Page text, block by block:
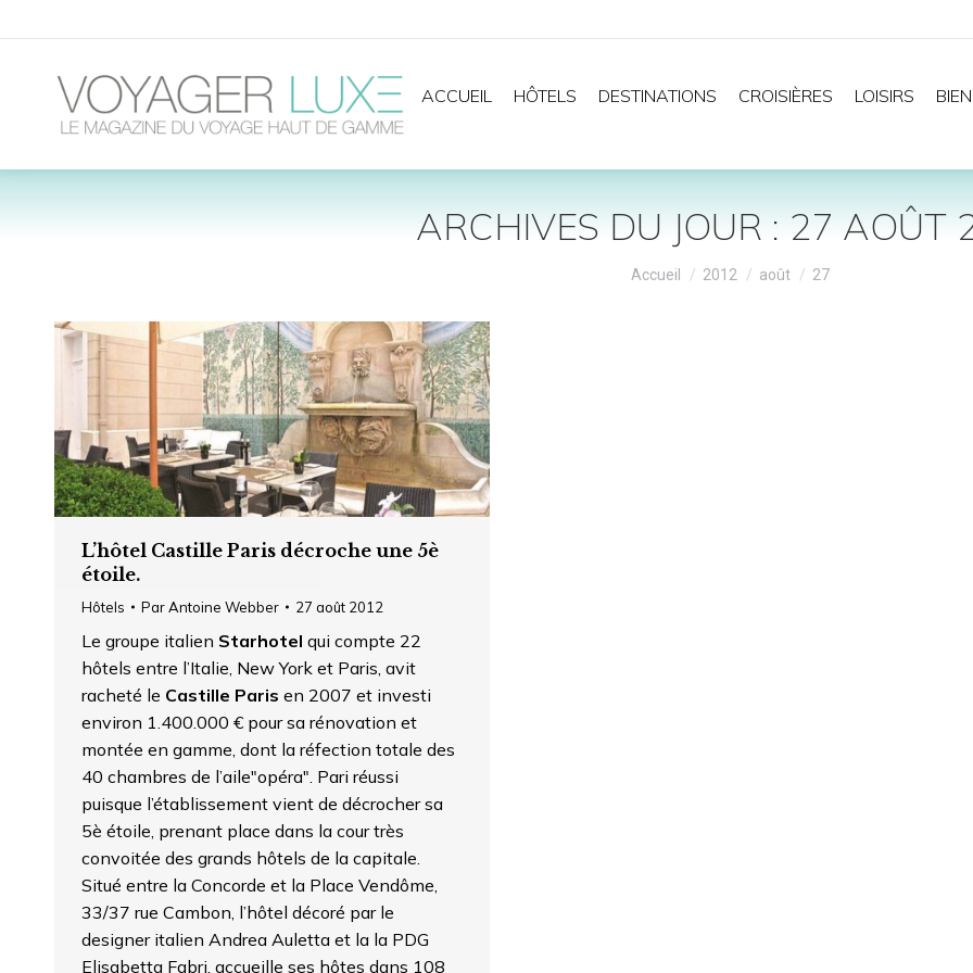
ACCUEIL HÔTELS DESTINATIONS CROISIÈRES LOISIRS
ARCHIVES DU JOUR :27 AOÛT
Vous êtes ici :
Accueil 2012 août 27
L’hôtel Castille Paris décroche une 5è
étoile.
Hôtels ParAntoine Webber 27 août 2012
Le groupe italien Starhotel qui compte 22
hôtels entre l’Italie, New York et Paris, avit
racheté le Castille Paris en 2007 et investi
environ 1.400.000 € pour sa rénovation et
montée en gamme, dont la réfection totale des
40 chambres de l’aile"opéra". Pari réussi
puisque l’établissement vient de décrocher sa
5è étoile, prenant place dans la cour très
convoitée des grands hôtels de la capitale.
Situé entre la Concorde et la Place Vendôme,
33/37 rue Cambon, l’hôtel décoré par le
designer italien Andrea Auletta et la la PDG
Elisabetta Fabri, accueille ses hôtes dans 108